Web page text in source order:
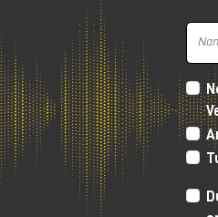
Harrison 32Classic Console